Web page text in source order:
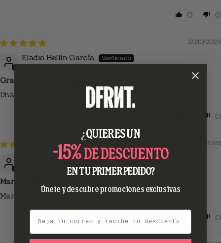
0 0
20/10/2025
Eladio Hellín García
Gran producto y rapidez
Una buena experiencia de compra
0
28/06/2025
Maravillosa para
Maravillosa para viajar
0
¿QUIERES UN
-15%DE DESCUENTO
EN TU PRIMER PEDIDO?
Únete y descubre promociones exclusivas
Email